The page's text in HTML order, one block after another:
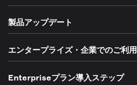
製品アップデート
エンタープライズ・企業でのご利用
Enterpriseプラン導入ステップ